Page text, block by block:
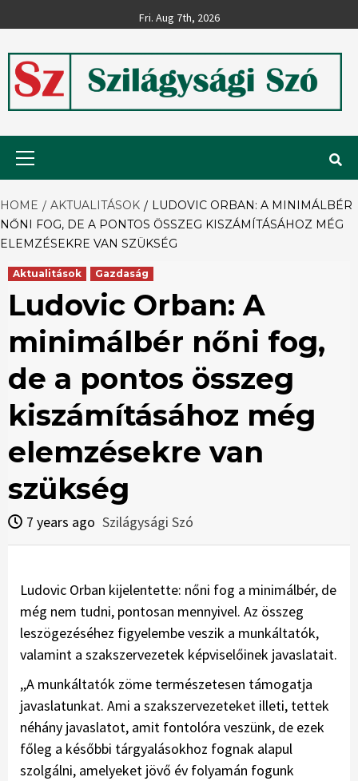
to
Fri. Aug 7th, 2026
Szilágysági
Szó
HOME AKTUALITÁSOK
LUDOVIC ORBAN: A MINIMÁLBÉR
NŐNI FOG, DE A PONTOS ÖSSZEG KISZÁMÍTÁSÁHOZ MÉG
ELEMZÉSEKRE VAN SZÜKSÉG
Aktualitások Gazdaság
Ludovic Orban: A
minimálbér nőni fog,
de a pontos összeg
kiszámításához még
elemzésekre van
szükség
7 years ago Szilágysági Szó
Ludovic Orban kijelentette: nőni fog a minimálbér, de
még nem tudni, pontosan mennyivel. Az összeg
leszögezéséhez figyelembe veszik a munkáltatók,
valamint a szakszervezetek képviselőinek javaslatait.
,,A munkáltatók zöme természetesen támogatja
javaslatunkat. Ami a szakszervezeteket illeti, tettek
néhány javaslatot, amit fontolóra veszünk, de ezek
főleg a későbbi tárgyalásokhoz fognak alapul
szolgálni, amelyeket jövő év folyamán fogunk